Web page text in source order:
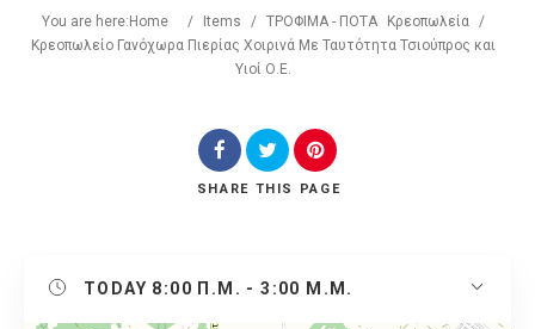
You are here: Home / Items / ΤΡΟΦΙΜΑ - ΠΟΤΑ Κρεοπωλεία
/
Κρεοπωλείο Γανόχωρα Πιερίας Χοιρινά Με Ταυτότητα Τσιούπρος και
Υιοί Ο.Ε.
SHARE THIS PAGE
TODAY 8:00 Π.Μ. - 3:00 Μ.Μ.